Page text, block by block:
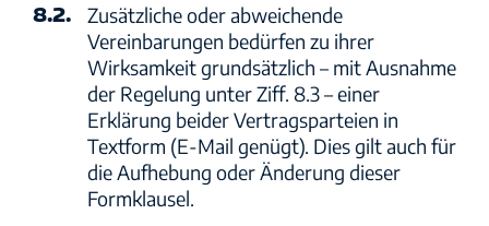
8.2.
Zusätzliche oder abweichende
Vereinbarungen bedürfen zu ihrer
Wirksamkeit grundsätzlich – mit Ausnahme
der Regelung unter Ziff. 8.3 – einer
Erklärung beider Vertragsparteien in
Textform (E-Mail genügt). Dies gilt auch für
die Aufhebung oder Änderung dieser
Formklausel.